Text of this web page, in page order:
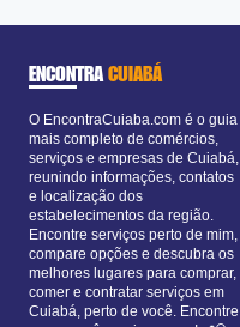
ENCONTRACUIABÁ
O EncontraCuiaba.com é o guia
mais completo de comércios,
serviços e empresas de Cuiabá,
reunindo informações, contatos
e localização dos
estabelecimentos da região.
Encontre serviços perto de mim,
compare opções e descubra os
melhores lugares para comprar,
comer e contratar serviços em
Cuiabá, perto de você. Encontre